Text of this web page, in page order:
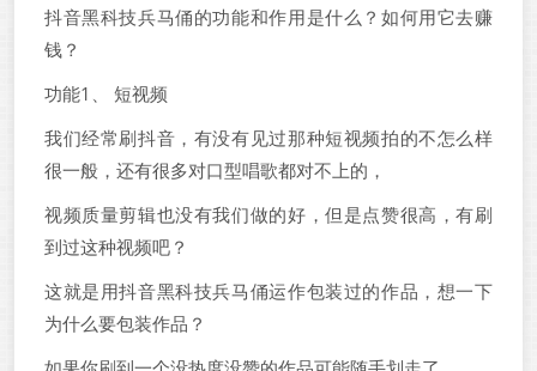
抖音黑科技兵马俑的功能和作用是什么？如何用它去赚
钱？
功能1、 短视频
我们经常刷抖音，有没有见过那种短视频拍的不怎么样
很一般，还有很多对口型唱歌都对不上的，
视频质量剪辑也没有我们做的好，但是点赞很高，有刷
到过这种视频吧？
这就是用抖音黑科技兵马俑运作包装过的作品，想一下
为什么要包装作品？